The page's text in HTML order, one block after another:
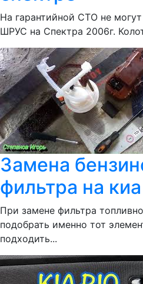
На гарантийной СТО не
ШРУС на Спектра 2006г.
Замена
фильтра на
При замене фильтра
подобрать именно тот
подходить...